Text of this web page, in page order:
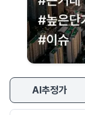
AI추정가